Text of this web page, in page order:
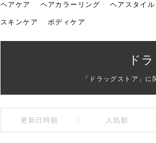
ヘアケア
トリート
仕上がり
ヘアカラーリング
髪のくす
へ！2026
ヘアスタイル
2026年の
新トレン
美容室に
い？髪質
ヘッドス
らないと
髪を育て
い方と生
発酵エキ
何がいい
ミニマリ
少ないア
針で小顔
の効果と
化粧ノリ
毛」。4
2026年運
イドを公
スキンケア ボディケア
ド
「ドラッグストア」に
更新日時順 人気順